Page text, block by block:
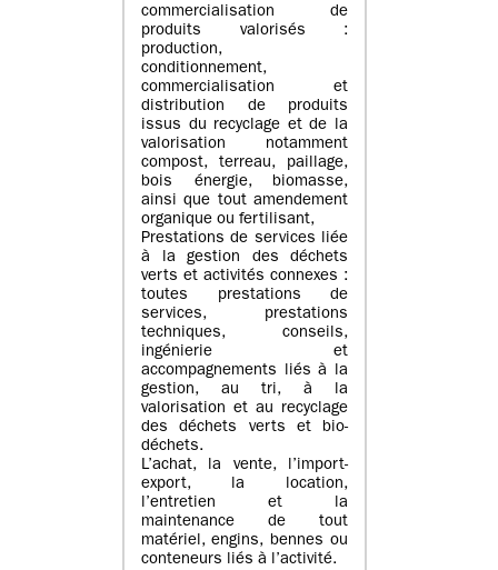
commercialisation de
produits valorisés :
production,
conditionnement,
commercialisation et
distribution de produits
issus du recyclage et de la
valorisation notamment
compost, terreau, paillage,
bois énergie, biomasse,
ainsi que tout amendement
organique ou fertilisant,
Prestations de services liée
à la gestion des déchets
verts et activités connexes :
toutes prestations de
services, prestations
techniques, conseils,
ingénierie et
accompagnements liés à la
gestion, au tri, à la
valorisation et au recyclage
des déchets verts et bio-
déchets.
L’achat, la vente, l’import-
export, la location,
l’entretien et la
maintenance de tout
matériel, engins, bennes ou
conteneurs liés à l’activité.